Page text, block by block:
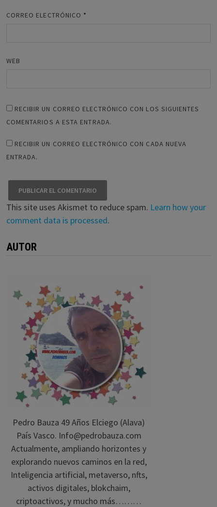
CORREO ELECTRÓNICO *
WEB
RECIBIR UN CORREO ELECTRÓNICO CON LOS SIGUIENTES
COMENTARIOS A ESTA ENTRADA.
RECIBIR UN CORREO ELECTRÓNICO CON CADA NUEVA
ENTRADA.
This site uses Akismet to reduce spam. Learn how your
comment data is processed.
AUTOR
Pedro Bauza 49 Años Elciego (Alava)
País Vasco. Info@pedrobauza.com
Actualmente, ampliando horizontes y
explorando nuevos caminos en la red,
Inteligencia artificial, metaverso, nfts,
activos digitales, blokchaim,
criptoactivos, y mucho más………